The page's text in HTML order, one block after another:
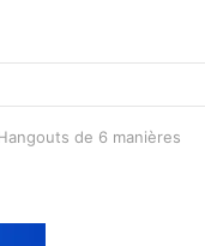
7 solutions !
de 6 manières